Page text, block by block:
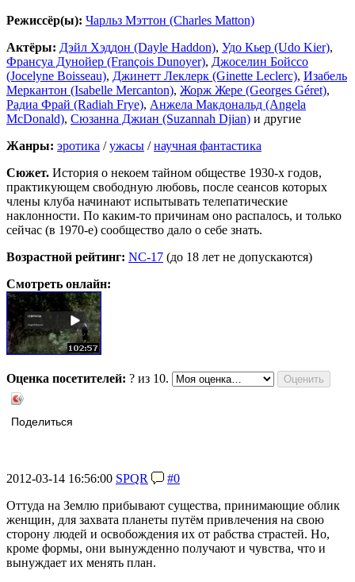
Режиссёр(ы): Чарльз Мэттон (Charles Matton)
Актёры: Дэйл Хэддон (Dayle Haddon), Удо Кьер (Udo Kier),
Франсуа Дунойер (François Dunoyer), Джоселин Бойссо
(Jocelyne Boisseau), Джинетт Леклерк (Ginette Leclerc), Изабель
Меркантон (Isabelle Mercanton), Жорж Жере (Georges Géret),
Радиа Фрай (Radiah Frye), Анжела Макдональд (Angela
McDonald), Сюзанна Джиан (Suzannah Djian) и другие
Жанры: эротика /ужасы /научная фантастика
Сюжет. История о некоем тайном обществе 1930-х годов,
практикующем свободную любовь, после сеансов которых
члены клуба начинают испытывать телепатические
наклонности. По каким-то причинам оно распалось, и только
сейчас (в 1970-е) сообщество дало о себе знать.
Возрастной рейтинг: NC-17 (до 18 лет не допускаются)
Смотреть онлайн:
Оценка посетителей: ? из 10.
Поделиться
2012-03-14 16:56:00 SPQR
#0
Оттуда на Землю прибывают существа, принимающие облик
женщин, для захвата планеты путём привлечения на свою
сторону людей и освобождения их от рабства страстей. Но,
кроме формы, они вынужденно получают и чувства, что и
вынуждает их менять план.